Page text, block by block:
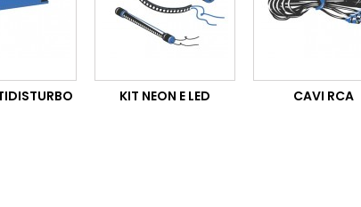
KIT NEON E LED CAVI RCA